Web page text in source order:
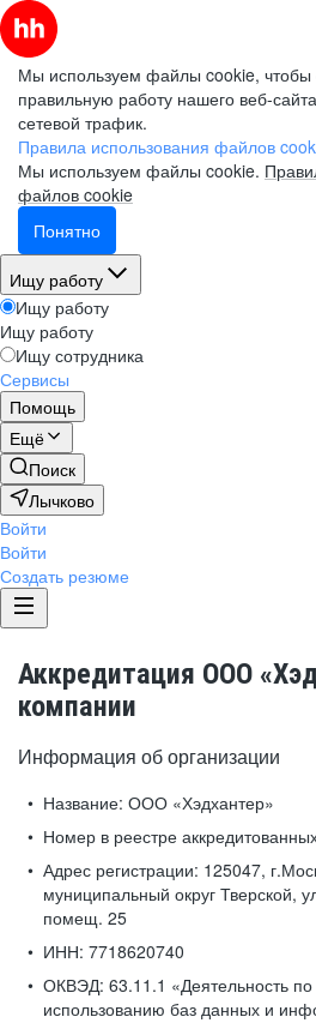
Мы используем файлы cookie, чтобы
правильную работу нашего веб-
сетевой трафик.
Правила использования файлов
Мы используем файлы cookie.
файлов cookie
Понятно
Ищу работу
Ищу работу
Ищу работу
Ищу сотрудника
Сервисы
Помощь
Ещё
Поиск
Лычково
Войти
Войти
Создать резюме
Аккредитация ООО
компании
Информация об организации
Название: ООО «Хэдхантер»
Номер в реестре
Адрес регистрации: 125047,
муниципальный округ Тверской,
помещ. 25
ИНН: 7718620740
ОКВЭД: 63.11.1 «Деятельность
использованию баз данных и